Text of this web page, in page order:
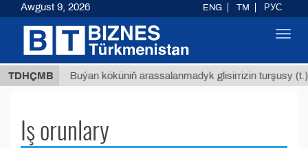
TDHÇMB
ТМТ Buýan köküniň arassalanmadyk glisirrizin turşusy (t.)
Iş orunlary
Awgust 9, 2026 ENG TM РУС